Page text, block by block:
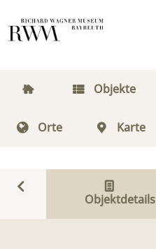
Objekte
Orte Karte
Objektdetails